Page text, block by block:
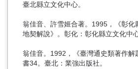
臺北縣立文化中心。
翁佳音、許雪姬合著。1995，《彰化
地契解說》。彰化：彰化縣立文化中心
翁佳音。1992，《臺灣通史類著作解
書34。臺北：業強出版社。